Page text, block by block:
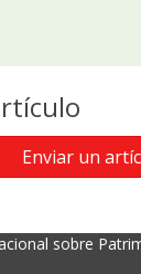
Enviar un
sobre